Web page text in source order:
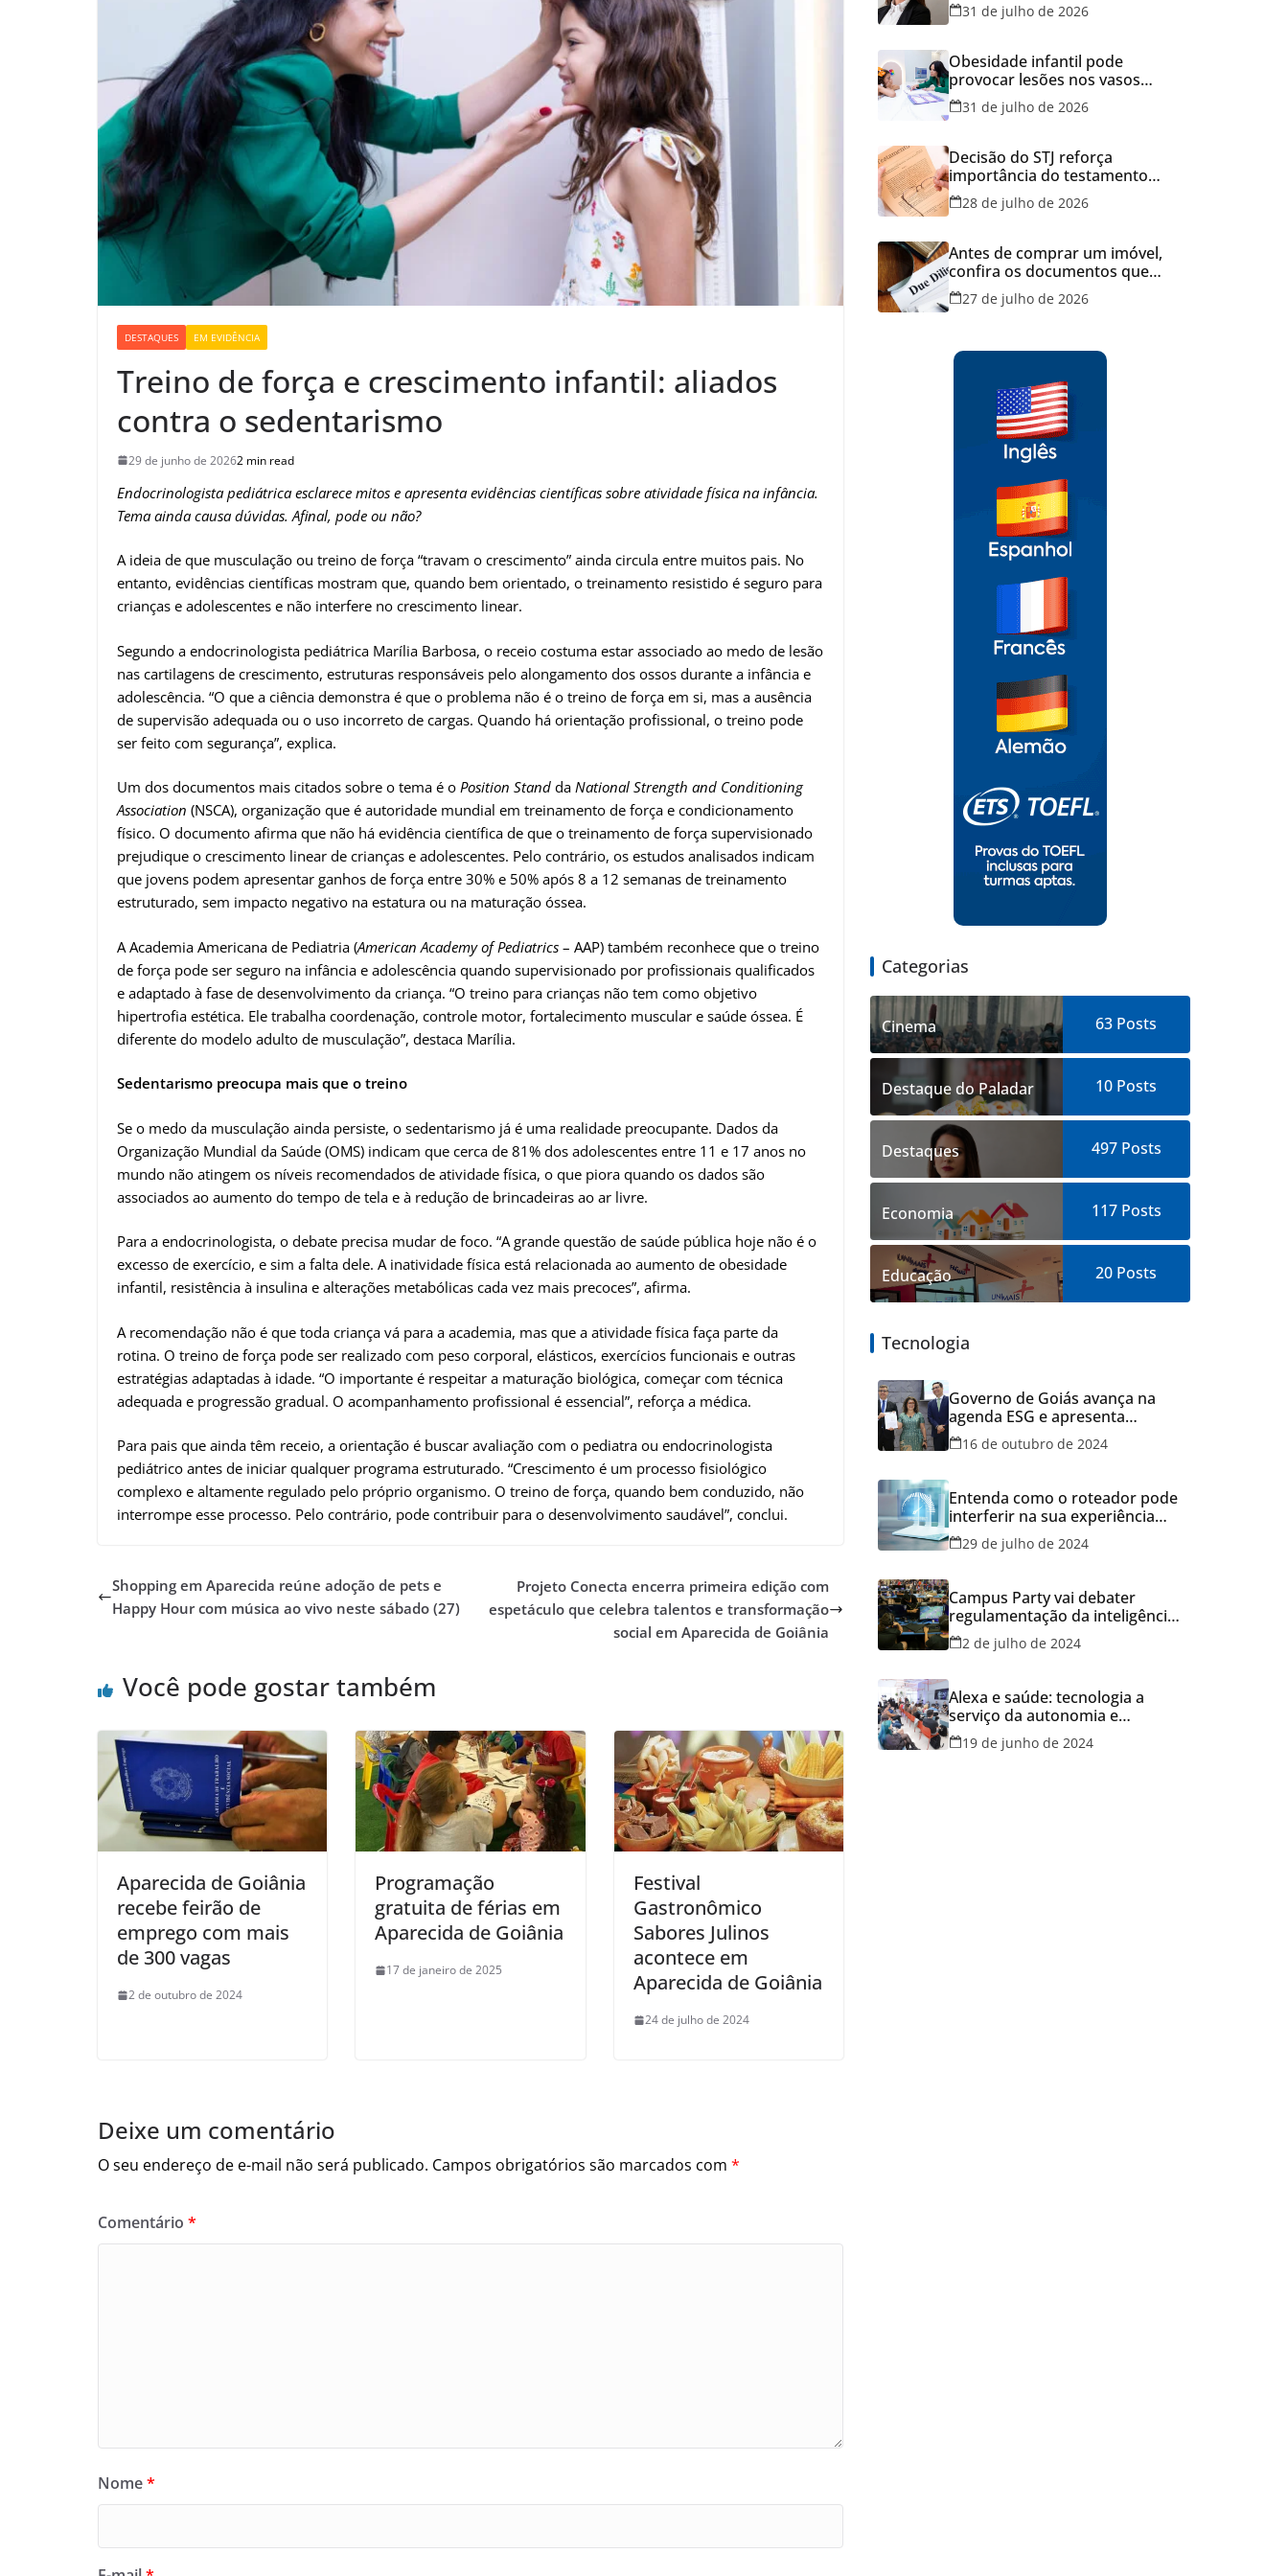
DESTAQUES EM EVIDÊNCIA
Treino de força e crescimento infantil: aliados
contra o sedentarismo
29 de junho de 20262 min read
Endocrinologista pediátrica esclarece mitos e apresenta evidências científicas sobre atividade física na infância.
Tema ainda causa dúvidas. Afinal, pode ou não?
A ideia de que musculação ou treino de força “travam o crescimento” ainda circula entre muitos pais. No
entanto, evidências científicas mostram que, quando bem orientado, o treinamento resistido é seguro para
crianças e adolescentes e não interfere no crescimento linear.
Segundo a endocrinologista pediátrica Marília Barbosa, o receio costuma estar associado ao medo de lesão
nas cartilagens de crescimento, estruturas responsáveis pelo alongamento dos ossos durante a infância e
adolescência. “O que a ciência demonstra é que o problema não é o treino de força em si, mas a ausência
de supervisão adequada ou o uso incorreto de cargas. Quando há orientação profissional, o treino pode
ser feito com segurança”, explica.
Um dos documentos mais citados sobre o tema é o Position Stand da National Strength and Conditioning
Association (NSCA), organização que é autoridade mundial em treinamento de força e condicionamento
físico. O documento afirma que não há evidência científica de que o treinamento de força supervisionado
prejudique o crescimento linear de crianças e adolescentes. Pelo contrário, os estudos analisados indicam
que jovens podem apresentar ganhos de força entre 30% e 50% após 8 a 12 semanas de treinamento
estruturado, sem impacto negativo na estatura ou na maturação óssea.
A Academia Americana de Pediatria (American Academy of Pediatrics – AAP) também reconhece que o treino
de força pode ser seguro na infância e adolescência quando supervisionado por profissionais qualificados
e adaptado à fase de desenvolvimento da criança. “O treino para crianças não tem como objetivo
hipertrofia estética. Ele trabalha coordenação, controle motor, fortalecimento muscular e saúde óssea. É
diferente do modelo adulto de musculação”, destaca Marília.
Sedentarismo preocupa mais que o treino
Se o medo da musculação ainda persiste, o sedentarismo já é uma realidade preocupante. Dados da
Organização Mundial da Saúde (OMS) indicam que cerca de 81% dos adolescentes entre 11 e 17 anos no
mundo não atingem os níveis recomendados de atividade física, o que piora quando os dados são
associados ao aumento do tempo de tela e à redução de brincadeiras ao ar livre.
Para a endocrinologista, o debate precisa mudar de foco. “A grande questão de saúde pública hoje não é o
excesso de exercício, e sim a falta dele. A inatividade física está relacionada ao aumento de obesidade
infantil, resistência à insulina e alterações metabólicas cada vez mais precoces”, afirma.
A recomendação não é que toda criança vá para a academia, mas que a atividade física faça parte da
rotina. O treino de força pode ser realizado com peso corporal, elásticos, exercícios funcionais e outras
estratégias adaptadas à idade. “O importante é respeitar a maturação biológica, começar com técnica
adequada e progressão gradual. O acompanhamento profissional é essencial”, reforça a médica.
Para pais que ainda têm receio, a orientação é buscar avaliação com o pediatra ou endocrinologista
pediátrico antes de iniciar qualquer programa estruturado. “Crescimento é um processo fisiológico
complexo e altamente regulado pelo próprio organismo. O treino de força, quando bem conduzido, não
interrompe esse processo. Pelo contrário, pode contribuir para o desenvolvimento saudável”, conclui.
Shopping em Aparecida reúne adoção de pets e
Happy Hour com música ao vivo neste sábado (27)
Projeto Conecta encerra primeira edição com
espetáculo que celebra talentos e transformação
social em Aparecida de Goiânia
Você pode gostar também
Aparecida de Goiânia
recebe feirão de
emprego com mais
de 300 vagas
2 de outubro de 2024
Programação
gratuita de férias em
Aparecida de Goiânia
17 de janeiro de 2025
Festival
Gastronômico
Sabores Julinos
acontece em
Aparecida de Goiânia
24 de julho de 2024
Deixe um comentário
O seu endereço de e-mail não será publicado. Campos obrigatórios são marcados com *
Comentário *
Nome*
31 de julho de 2026
Obesidade infantil pode
provocar lesões nos vasos
sanguíneos ainda na infância,
alerta estudo
31 de julho de 2026
Decisão do STJ reforça
importância do testamento
feito em cartório
28 de julho de 2026
Antes de comprar um imóvel,
confira os documentos que
podem evitar prejuízos e
disputas na justiça
27 de julho de 2026
Categorias
Cinema 63 Posts
Destaque do Paladar 10 Posts
Destaques 497Posts
Economia 117Posts
Educação 20 Posts
Tecnologia
Governo de Goiás avança na
agenda ESG e apresenta
resultados do Recicla Goiás
16 de outubro de 2024
Entenda como o roteador pode
interferir na sua experiência
online
29 de julho de 2024
Campus Party vai debater
regulamentação da inteligência
artificial
2 de julho de 2024
Alexa e saúde: tecnologia a
serviço da autonomia e
qualidade de vida
19 de junho de 2024